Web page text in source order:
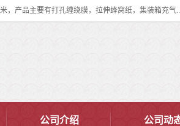
双忠包装材料（苏州）有限公司是上海双忠包装材料设立在苏州太仓的生产基地，占地约2
公司介绍 公司动